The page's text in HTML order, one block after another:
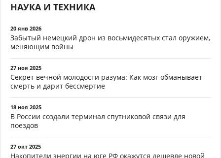
НАУКА И ТЕХНИКА
20 янв 2026
Забытый немецкий дрон из восьмидесятых стал оружием,
меняющим войны
27 ноя 2025
Секрет вечной молодости разума: Как мозг обманывает
смерть и дарит бессмертие
18 ноя 2025
В России создали терминал спутниковой связи для
поездов
27 окт 2025
Накопители энергии на юге РФ окажутся дешевле новой